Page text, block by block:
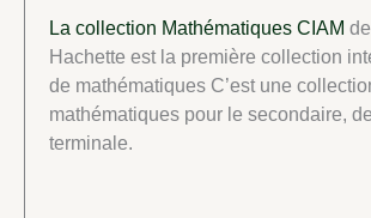
La collection Mathématiques CIAM
Hachette est la première collection
de mathématiques C’est une
mathématiques pour le secondaire,
terminale.